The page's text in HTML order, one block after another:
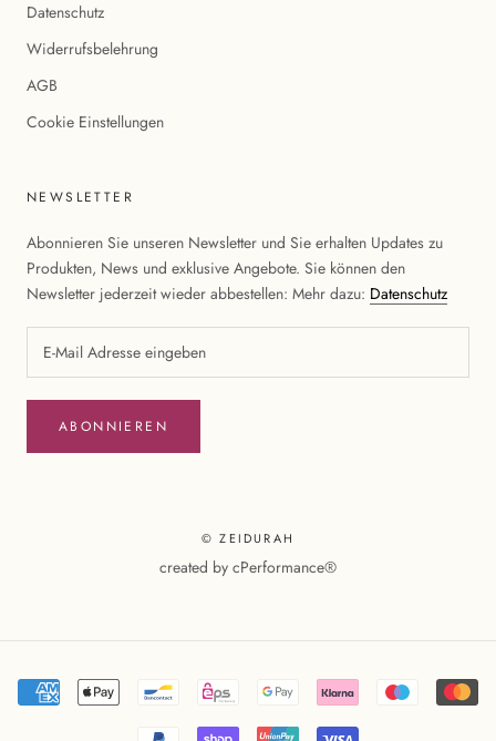
Datenschutz
Widerrufsbelehrung
AGB
Cookie Einstellungen
NEWSLETTER
Abonnieren Sie unseren Newsletter und Sie erhalten Updates zu
Produkten, News und exklusive Angebote. Sie können den
Newsletter jederzeit wieder abbestellen: Mehr dazu: Datenschutz
ABONNIEREN
© ZEIDURAH
created by cPerformance®